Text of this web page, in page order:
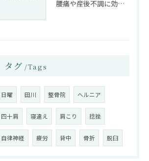
腰痛や産後不調に効く整骨院の施術と姿勢改善法
タグ Tags
日曜 田川 整骨院 ヘルニア
四十肩 寝違え 肩こり 捻挫
自律神経 疲労 背中 骨折 脱臼